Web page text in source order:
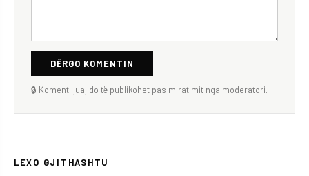
DËRGO KOMENTIN
🔒 Komenti juaj do të publikohet pas miratimit nga moderatori.
LEXO GJITHASHTU